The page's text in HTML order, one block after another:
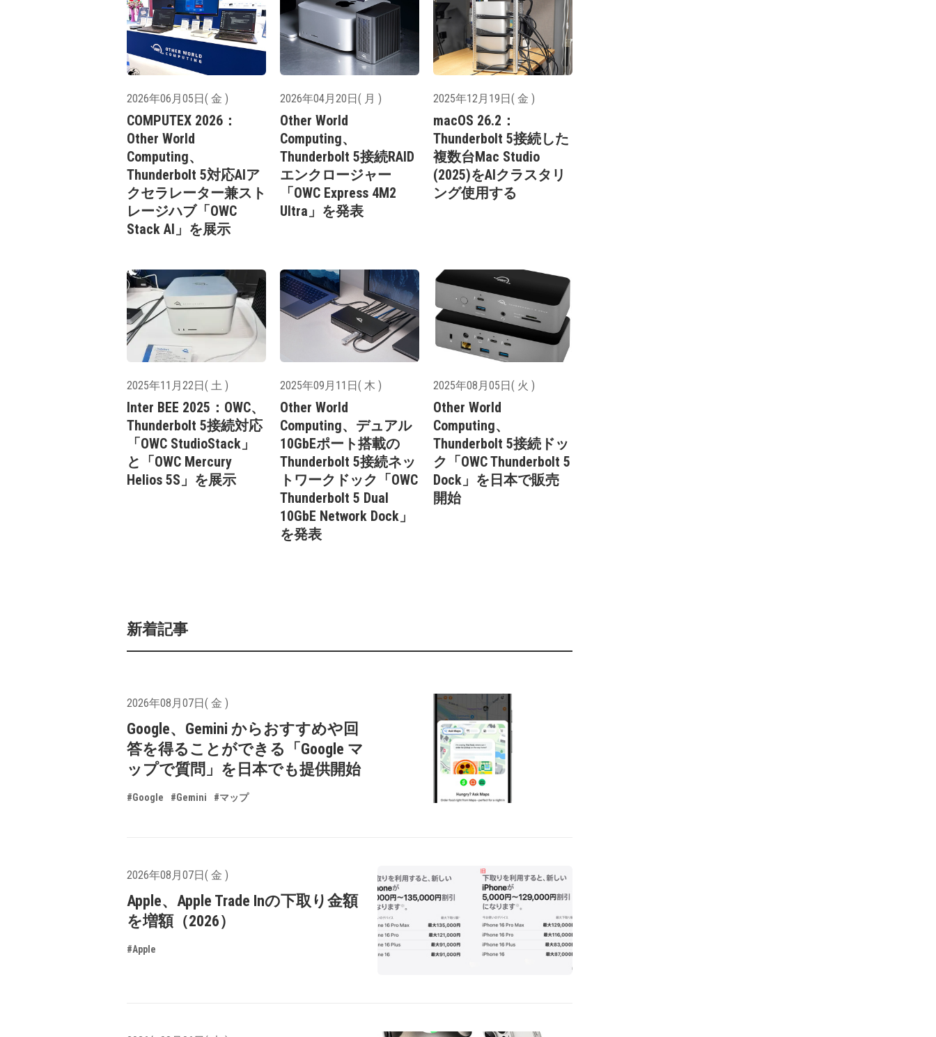
2026年06月05日( 金 )
COMPUTEX 2026：
Other World
Computing、
Thunderbolt 5対応AIア
クセラレーター兼スト
レージハブ「OWC
Stack AI」を展示
2026年04月20日( 月 )
Other World
Computing、
Thunderbolt 5接続RAID
エンクロージャー
「OWC Express 4M2
Ultra」を発表
2025年12月19日( 金 )
macOS 26.2：
Thunderbolt 5接続した
複数台Mac Studio
(2025)をAIクラスタリ
ング使用する
2025年11月22日( 土 )
Inter BEE 2025：OWC、
Thunderbolt 5接続対応
「OWC StudioStack」
と「OWC Mercury
Helios 5S」を展示
2025年09月11日( 木 )
Other World
Computing、デュアル
10GbEポート搭載の
Thunderbolt 5接続ネッ
トワークドック「OWC
Thunderbolt 5 Dual
10GbE Network Dock」
を発表
2025年08月05日( 火 )
Other World
Computing、
Thunderbolt 5接続ドッ
ク「OWC Thunderbolt 5
Dock」を日本で販売
開始
新着記事
2026年08月07日( 金 )
Google、Gemini からおすすめや回
答を得ることができる「Google マ
ップで質問」を日本でも提供開始
#Google #Gemini #マップ
2026年08月07日( 金 )
Apple、Apple Trade Inの下取り金額
を増額（2026）
#Apple